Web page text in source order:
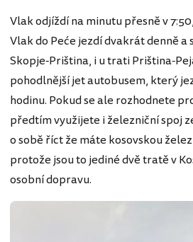
Vlak odjíždí na minutu přesně v
Vlak do Peće jezdí dvakrát denně
Skopje-Priština, i u trati Priština-
pohodlnější jet autobusem, který
hodinu. Pokud se ale rozhodnete
předtím využijete i železniční spoj
o sobě říct že máte kosovskou
protože jsou to jediné dvě tratě v
osobní dopravu.